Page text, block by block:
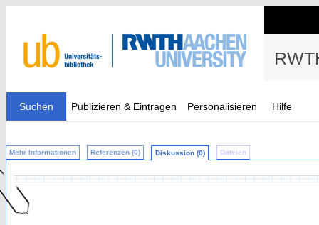
Suchen Publizieren & Eintragen Personalisieren Hilfe
Mehr Informationen Referenzen (0) Diskussion (0) Dateien